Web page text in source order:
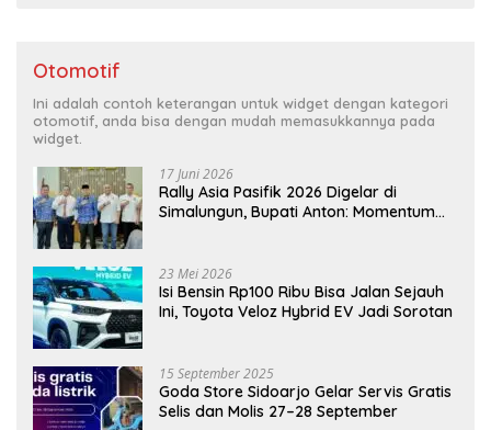
Otomotif
Ini adalah contoh keterangan untuk widget dengan kategori
otomotif, anda bisa dengan mudah memasukkannya pada
widget.
17 Juni 2026
Rally Asia Pasifik 2026 Digelar di
Simalungun, Bupati Anton: Momentum
23 Mei 2026
Isi Bensin Rp100 Ribu Bisa Jalan Sejauh
Ini, Toyota Veloz Hybrid EV Jadi Sorotan
15 September 2025
Goda Store Sidoarjo Gelar Servis Gratis
Selis dan Molis 27–28 September